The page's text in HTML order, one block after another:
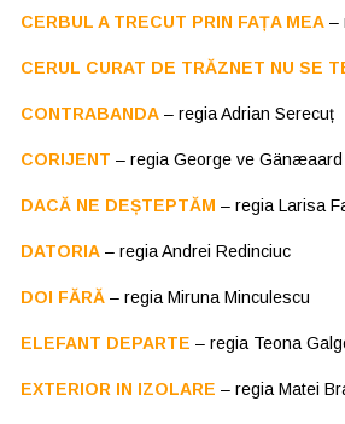
CERBUL A TRECUT PRIN FAȚA MEA –
CERUL CURAT DE TRĂZNET NU SE
CONTRABANDA – regia Adrian Serecuț
CORIJENT – regia George ve Gänæaard
DACĂ NE DEȘTEPTĂM – regia Larisa
DATORIA – regia Andrei Redinciuc
DOI FĂRĂ – regia Miruna Minculescu
ELEFANT DEPARTE – regia Teona
EXTERIOR IN IZOLARE – regia Matei